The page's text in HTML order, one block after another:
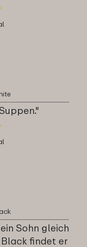
Sohn gleich
findet er